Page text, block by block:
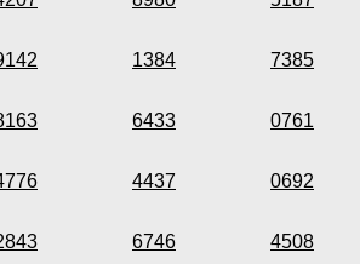
1384 7385
6433 0761
4437 0692
6746 4508